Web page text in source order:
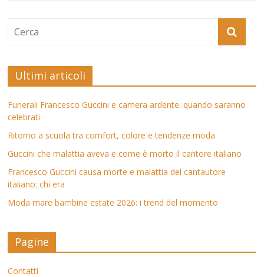
Ultimi articoli
Funerali Francesco Guccini e camera ardente: quando saranno
celebrati
Ritorno a scuola tra comfort, colore e tendenze moda
Guccini che malattia aveva e come è morto il cantore italiano
Francesco Guccini causa morte e malattia del cantautore
italiano: chi era
Moda mare bambine estate 2026: i trend del momento
Pagine
Contatti